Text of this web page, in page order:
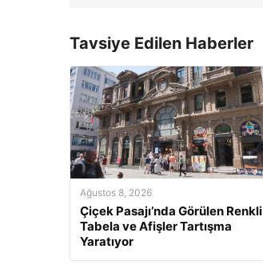
Tavsiye Edilen Haberler
Ağustos 8, 2026
Çiçek Pasajı’nda Görülen Renkli
Tabela ve Afişler Tartışma
Yaratıyor